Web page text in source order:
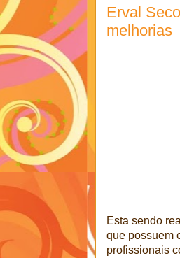
Erval
melhorias
Esta sendo
que possuem
profissionais